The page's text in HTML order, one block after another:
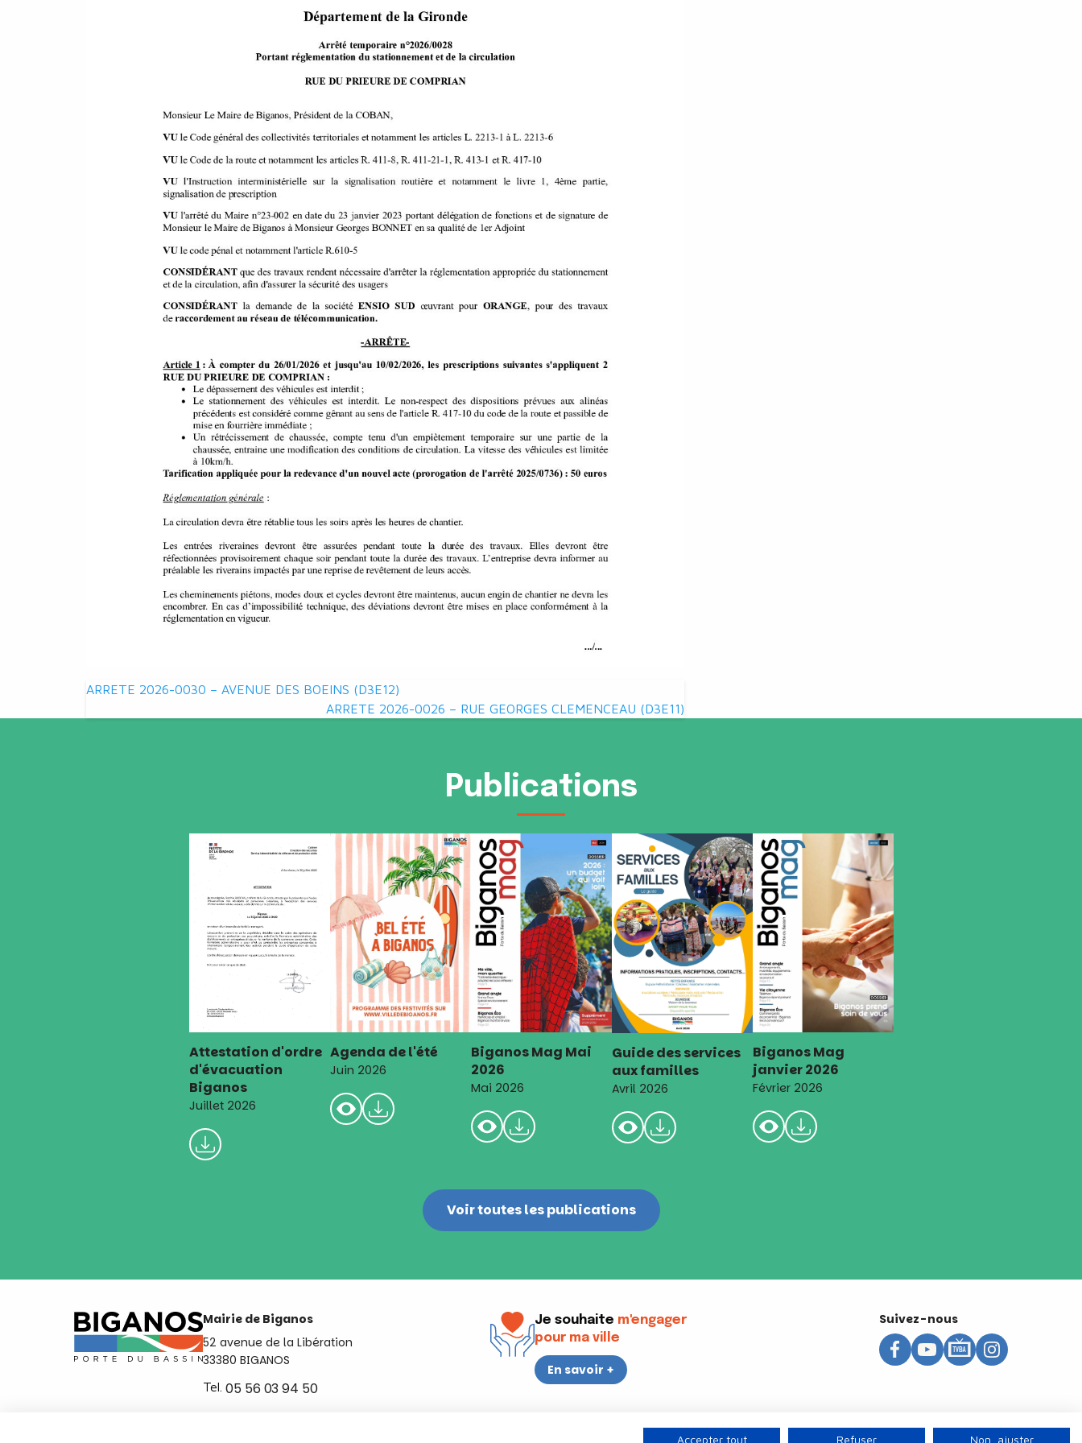
Navigation
ARRETE 2026-0030 – AVENUE DES BOEINS (D3E12)
ARRETE 2026-0026 – RUE GEORGES CLEMENCEAU (D3E11)
Publications
Attestation d'ordre
d'évacuation
Biganos
Juillet 2026
Agenda de l'été
Juin 2026
Biganos Mag Mai
2026
Mai 2026
Guide des services
aux familles
Avril 2026
Biganos Mag
janvier 2026
Février 2026
Voir toutes les publications
Mairie de Biganos
52 avenue de la Libération
33380 BIGANOS
Tel. 05 56 03 94 50
Je souhaite m'engager
pour ma ville
En savoir +
Suivez-nous
Accepter tout Refuser Non, ajuster